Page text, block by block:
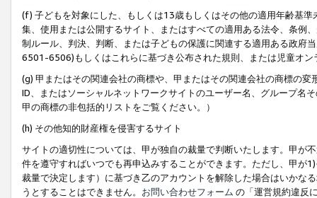
(f) 子どもを対象にした、もしくは13歳もしくはその他の適用年齢基
集、使用または公開するサイト、またはすべての適用ある法令、条例
制ルール、判決、判断、または子どもの保護に関連する適用ある政府
6501-6506)もしくはこれらに基づき公布された規則、または児童オン
(g) 甲またはその関連会社の商標や、甲またはその関連会社の商標の
ID、またはソーシャルネットワークサイトのユーザー名、グループ名
甲の商標の非包括的リストをご覧ください。）
(h) その他知的財産権を侵害するサイト
サイトの適切性については、甲が独自の裁量で判断いたします。甲が
件を遵守すればいつでも再申込みすることができます。ただし、甲が
裁量で決定します）に基づき乙のアカウントを解除した場合はいかな
うとすることはできません。 お問い合わせフォーム の「運営規約違反